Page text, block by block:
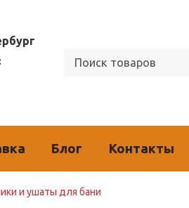
Блог Контакты
и ушаты для бани